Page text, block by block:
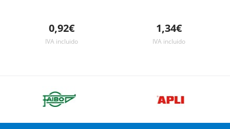
0,92€
IVA incluido
1,34€
IVA incluido